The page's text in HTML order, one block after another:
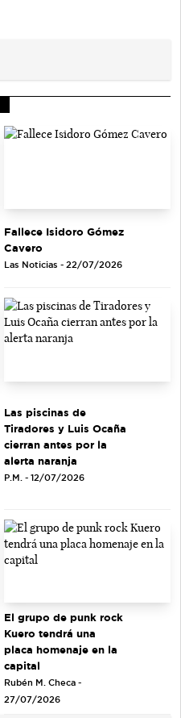
Fallece Isidoro Gómez
Cavero
Las Noticias - 22/07/2026
Las piscinas de
Tiradores y Luis Ocaña
cierran antes por la
alerta naranja
P.M. - 12/07/2026
El grupo de punk rock
Kuero tendrá una
placa homenaje en la
capital
Rubén M. Checa -
27/07/2026